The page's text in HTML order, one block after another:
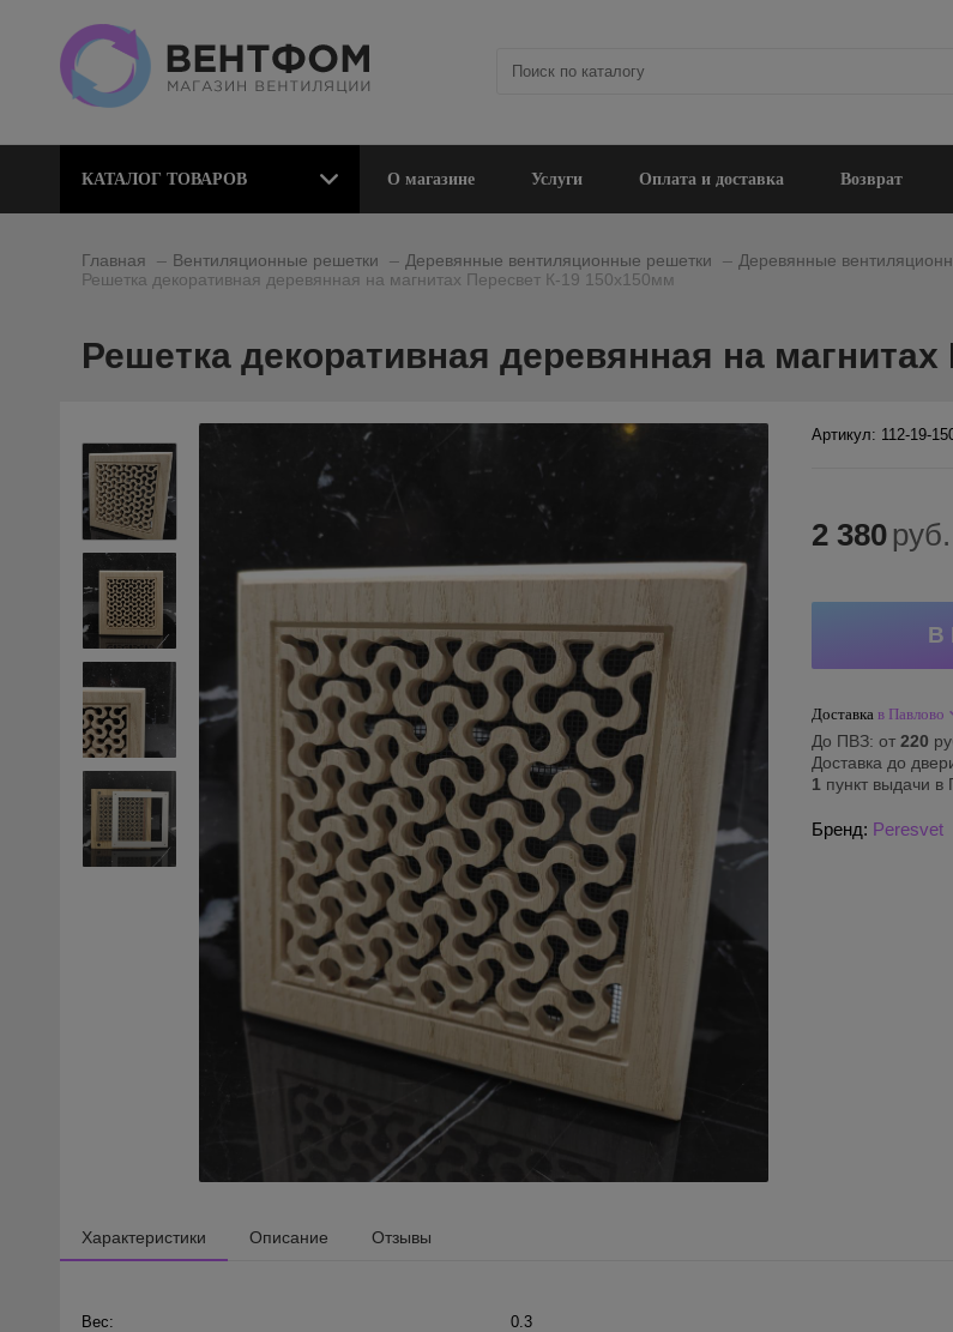
КАТАЛОГ ТОВАРОВ О магазине Услуги Оплата и доставка Возврат
Главная Вентиляционные решетки Деревянные вентиляционные решетки Деревянные
Решетка декоративная деревянная на магнитах Пересвет К-19 150х150мм
Решетка декоративная деревянная на
Артикул: 112-19-
2 380 руб.
Доставка в Павлово
До ПВЗ: от 220
Доставка до
1 пункт выдачи в
Бренд: Peresvet
Характеристики Описание Отзывы
Вес: 0.3